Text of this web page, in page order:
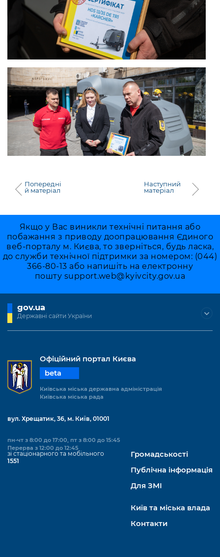
Попередні
й матеріал
Наступний
матеріал
Якщо у Вас виникли технічні питання або
побажання з приводу доопрацювання Єдиного
веб-порталу м. Києва, то зверніться, будь ласка,
до служби технічної підтримки за номером: (044)
366-80-13 або напишіть на електронну
пошту support.web@kyivcity.gov.ua
gov.ua
Державні сайти України
Офіційний портал Києва
beta
Київська міська державна адміністрація
Київська міська рада
вул. Хрещатик, 36, м. Київ, 01001
пн-чт з 8:00 до 17:00, пт з 8:00 до 15:45
Перерва з 12:00 до 12:45
зі стаціонарного та мобільного
1551
Громадськості
Публічна інформація
Для ЗМІ
Київ та міська влада
Контакти